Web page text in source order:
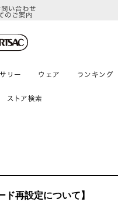
い合わせ
のご案内
リー ウェア ランキング
ストア検索
ド再設定について】